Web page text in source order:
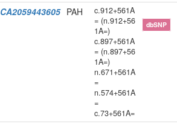
CA2059443605 PAH
c.912+561A
= (n.912+56
1A=)
c.897+561A
= (n.897+56
1A=)
n.671+561A
=
n.574+561A
=
c.73+561A=
dbSNP